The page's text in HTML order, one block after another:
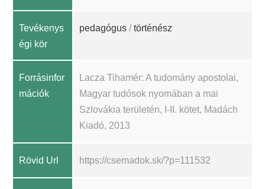
Tevékenys
égi kör
pedagógus /történész
Forrásinfor
mációk
Lacza Tihamér: A tudomány apostolai,
Magyar tudósok nyomában a mai
Szlovákia területén, I-II. kötet, Madách
Kiadó, 2013
Rövid Url https://csemadok.sk/?p=111532